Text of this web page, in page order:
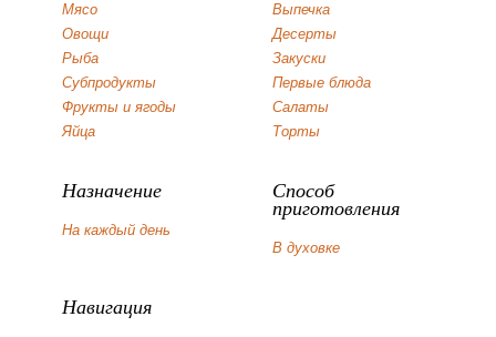
Мясо
Овощи
Рыба
Субпродукты
Фрукты и ягоды
Яйца
Выпечка
Десерты
Закуски
Первые блюда
Салаты
Торты
Назначение
На каждый день
Способ
приготовления
В духовке
Навигация